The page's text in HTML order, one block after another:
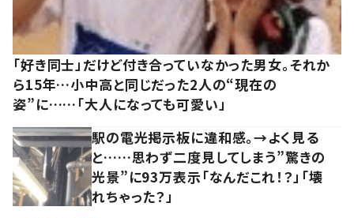
「好き同士」だけど付き合っていなかった男女。それか
ら15年…小中高と同じだった2人の“現在の
姿”に……「大人になっても可愛い」
駅の電光掲示板に違和感。→よく見る
と……思わず二度見してしまう”驚きの
光景”に93万表示「なんだこれ！？」「壊
れちゃった？」